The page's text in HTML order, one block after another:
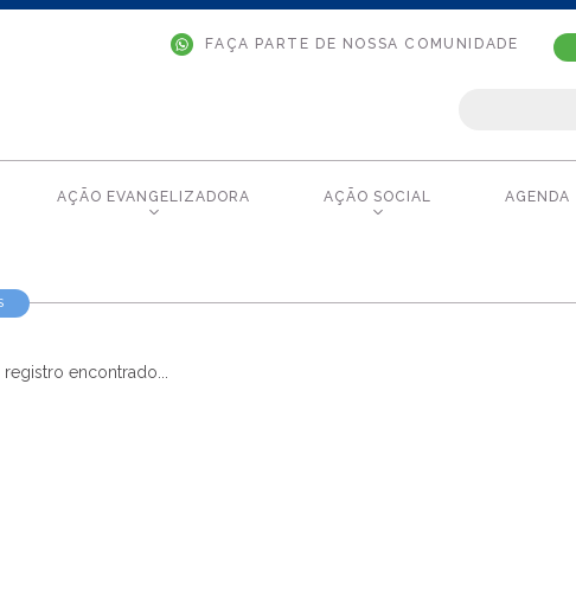
FAÇA PARTE DE NOSSA COMUNIDADE
AÇÃO EVANGELIZADORA AÇÃO SOCIAL AGENDA
encontrado...